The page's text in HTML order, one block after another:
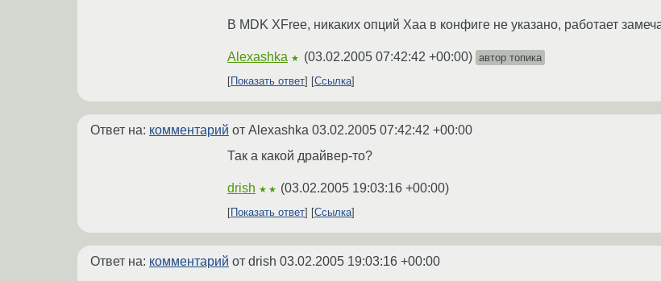
В MDK XFree, никаких опций Xaa в конфиге не указано, работает
Alexashka ★ (03.02.2005 07:42:42 +00:00) автор топика
Показать ответ
Ссылка
Ответ на: комментарий от Alexashka 03.02.2005 07:42:42 +00:00
Так а какой драйвер-то?
drish ★★ (03.02.2005 19:03:16 +00:00)
Показать ответ Ссылка
Ответ на: комментарий от drish 03.02.2005 19:03:16 +00:00